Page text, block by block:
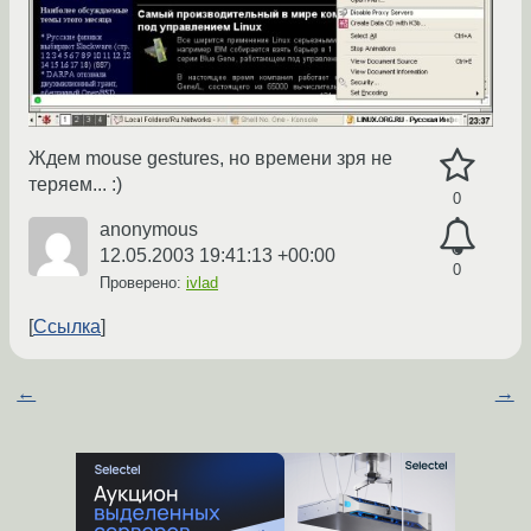
0
0
Ждем mouse gestures, но времени зря не
теряем... :)
anonymous
12.05.2003 19:41:13 +00:00
Проверено: ivlad
Ссылка
← →